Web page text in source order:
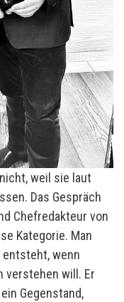
weil sie laut
Das Gespräch
Chefredakteur von
Kategorie. Man
entsteht, wenn
verstehen will. Er
Gegenstand,